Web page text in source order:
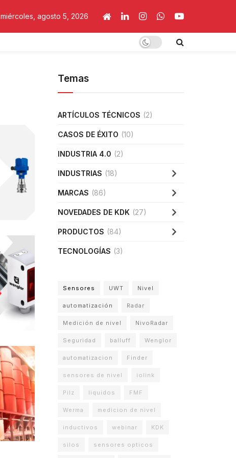
miércoles, agosto 5, 2026
Temas
ARTÍCULOS TÉCNICOS (2)
CASOS DE ÉXITO (10)
INDUSTRIA 4.0 (2)
INDUSTRIAS (18)
MARCAS (86)
NOVEDADES DE KDK (27)
PRODUCTOS (84)
TECNOLOGÍAS (3)
Sensores UWT Nivel
automatización Radar
Medición de nivel NivoRadar
Seguridad balluff Wenglor
automatizacion Finder
sensores de nivel iolink
Pilz liquidos FMF
Werma medicion de nivel
inductivos webinar KDK
silos sensores opticos